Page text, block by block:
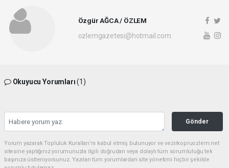
Özgür AĞCA / ÖZLEM
ozlemgazetesi@hotmail.com
Okuyucu Yorumları(1)
Gönder
Yorum yazarak Topluluk Kuralları’nı kabul etmiş bulunuyor ve vezirkopruozlem.net
sitesine yaptığınız yorumunuzla ilgili doğrudan veya dolaylı tüm sorumluluğu tek
başınıza üstleniyorsunuz. Yazılan tüm yorumlardan site yönetimi hiçbir şekilde